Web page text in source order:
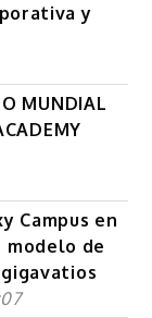
y
MUNDIAL
Campus en
modelo de